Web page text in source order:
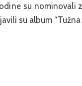
su nominovali
su album “Tužna